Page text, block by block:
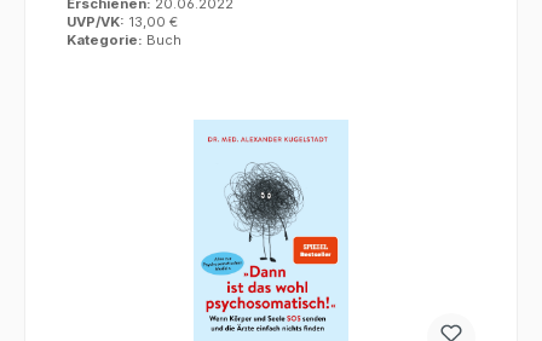
Erschienen: 20.06.2022
UVP/VK: 13,00 €
Kategorie: Buch